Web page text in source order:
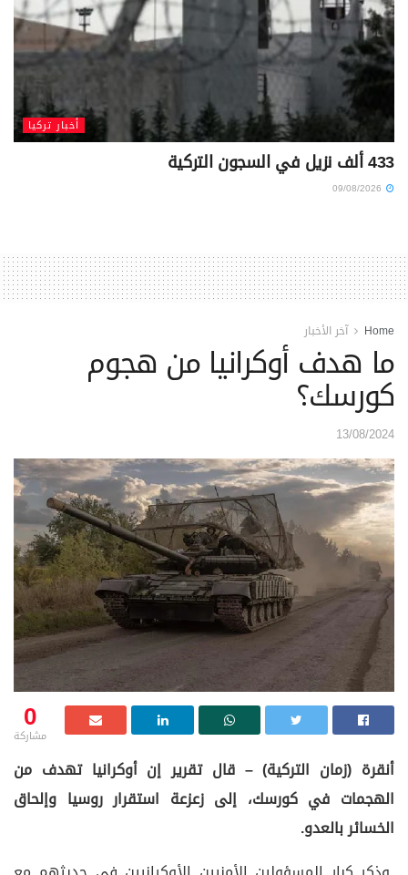
أخبار تركيا
433 ألف نزيل في السجون التركية
Home آخر الأخبار
ما هدف أوكرانيا من هجوم
كورسك؟
13/08/2024
0
مشاركة
أنقرة (زمان التركية) – قال تقرير إن أوكرانيا تهدف من
الهجمات في كورسك، إلى زعزعة استقرار روسيا وإلحاق
الخسائر بالعدو.